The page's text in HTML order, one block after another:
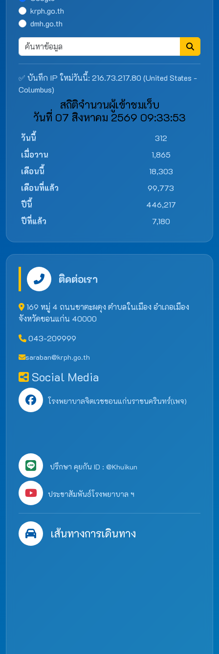
krph.go.th
dmh.go.th
✅ บันทึก IP ใหม่วันนี้: 216.73.217.80 (United States -
Columbus)
สถิติจำนวนผู้เข้าชมเว็บ
วันที่ 07 สิงหาคม 2569 09:33:53
วันนี้
312
เมื่อวาน
1,865
เดือนนี้
18,303
เดือนที่แล้ว
99,773
ปีนี้
446,217
ปีที่แล้ว
7,180
ติดต่อเรา
169 หมู่ 4 ถนนชาตะผดุง ตำบลในเมือง อำเภอเมือง
จังหวัดขอนแก่น 40000
043-209999
saraban@krph.go.th
Social Media
โรงพยาบาลจิตเวชขอนแก่นราชนครินทร์(เพจ)
ปรึกษา คุยกัน ID : @Khuikun
ประชาสัมพันธ์โรงพยาบาล ฯ
เส้นทางการเดินทาง